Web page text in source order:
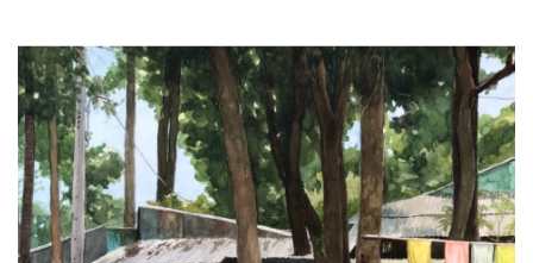
không cồng kềnh như các chất liệu khác. Theo Phạm
Vi, 2023